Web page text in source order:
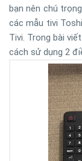
bạn nên chú
các mẫu tivi
Tivi. Trong bài
cách sử dụng 2